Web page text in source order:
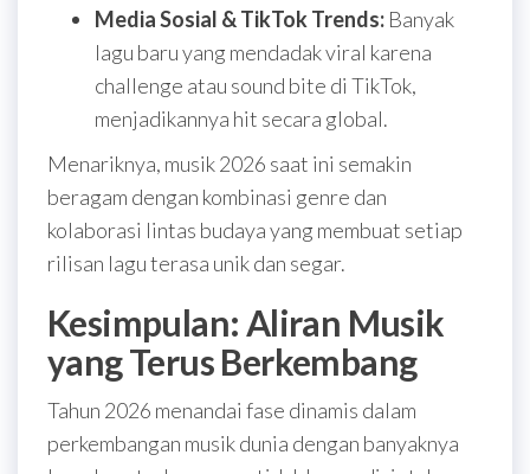
Media Sosial & TikTok Trends: Banyak
lagu baru yang mendadak viral karena
challenge atau sound bite di TikTok,
menjadikannya hit secara global.
Menariknya, musik 2026 saat ini semakin
beragam dengan kombinasi genre dan
kolaborasi lintas budaya yang membuat setiap
rilisan lagu terasa unik dan segar.
Kesimpulan: Aliran Musik
yang Terus Berkembang
Tahun 2026 menandai fase dinamis dalam
perkembangan musik dunia dengan banyaknya